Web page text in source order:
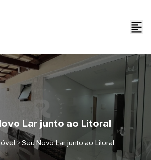
Lar junto ao Litoral
Seu Novo Lar junto ao Litoral